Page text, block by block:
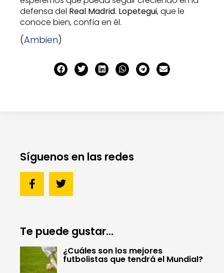
defensa del Real Madrid. Lopetegui, que le
conoce bien, confía en él.
(Ambien)
Síguenos en las redes
Te puede gustar...
¿Cuáles son los mejores
futbolistas que tendrá el Mundial?